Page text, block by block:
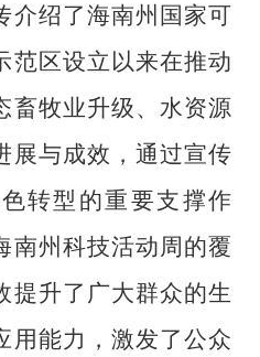
介绍了海南州国家可
范区设立以来在推动
畜牧业升级、水资源
展与成效，通过宣传
转型的重要支撑作
南州科技活动周的覆
提升了广大群众的生
用能力，激发了公众